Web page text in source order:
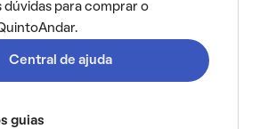
dúvidas para comprar o
Central de ajuda
guias